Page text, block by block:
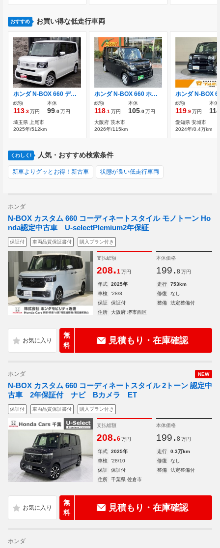
おすすめ お買い得な低走行車両
ホンダ N-BOX 660 ディスプレイオーディオ バックカメラ
総額
113.3万円
本体
99.0万円
埼玉県 上尾市
2025年/512km
ホンダ N-BOX 660 ホンダセンシング/LEDヘッドライト/プッシ
総額
118.1万円
本体
105.0万円
大阪府 茨木市
2026年/115km
総額
119.9万円
本体
114
愛知県 安城市
2024年/0.4万km
くわしく! 人気・おすすめ検索条件
新車よりグッとお得！新古車 状態が良い低走行車両
ホンダ
N-BOX カスタム 660 コーディネートスタイル モノトーン Ho
nda認定中古車 U-selectPlemium2年保証
保証付 車両品質保証書付 購入プラン付き
支払総額
208.1 万円
本体価格
199. 8 万円
年式 2025年 走行
753km
車検
'28/8 修復
なし
保証
保証付 整備
法定整備付
住所
大阪府 堺市西区
無
料
見積もり・在庫確認
NEW
ホンダ
N-BOX カスタム 660 コーディネートスタイル 2トーン 認定中
古車 2年保証付 ナビ Bカメラ ET
保証付 車両品質保証書付 購入プラン付き
支払総額
208.6 万円
本体価格
199. 8 万円
年式 2025年 走行
0.3万km
車検
'28/10 修復
なし
保証
保証付 整備
法定整備付
住所
千葉県 佐倉市
無
料
見積もり・在庫確認
ホンダ